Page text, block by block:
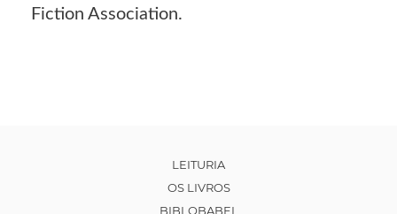
Fiction Association.
LEITURIA
OS LIVROS
BIBLOBABEL